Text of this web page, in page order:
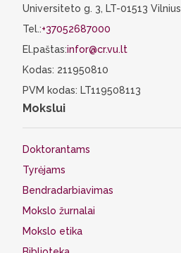
Universiteto g. 3, LT-01513 Vilnius
Tel.:+37052687000
El.paštas:infor@cr.vu.lt
Kodas: 211950810
PVM kodas: LT119508113
Mokslui
Doktorantams
Tyrėjams
Bendradarbiavimas
Mokslo žurnalai
Mokslo etika